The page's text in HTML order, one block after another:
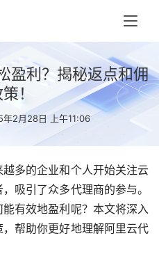
盈利？揭秘返点和佣
！
年2月28日 上午11:06
多的企业和个人开始关注云
吸引了众多代理商的参与。
有效地盈利呢？本文将深入
帮助你更好地理解阿里云代